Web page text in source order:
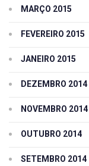
MARÇO 2015
FEVEREIRO 2015
JANEIRO 2015
DEZEMBRO 2014
NOVEMBRO 2014
OUTUBRO 2014
SETEMBRO 2014